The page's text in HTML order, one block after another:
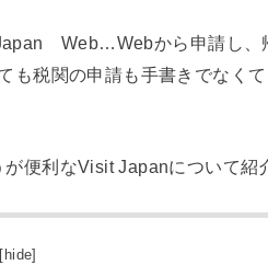
Web…Webから申請し、
も税関の申請も手書きでなく
便利なVisit Japanについて紹
[ hide]